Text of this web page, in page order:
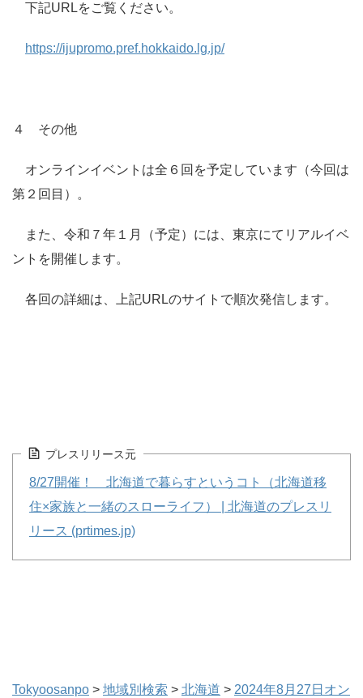
下記URLをご覧ください。
https://ijupromo.pref.hokkaido.lg.jp/
４ その他
オンラインイベントは全６回を予定しています（今回は
第２回目）。
また、令和７年１月（予定）には、東京にてリアルイベ
ントを開催します。
各回の詳細は、上記URLのサイトで順次発信します。
プレスリリース元
8/27開催！ 北海道で暮らすというコト（北海道移
住×家族と一緒のスローライフ） | 北海道のプレスリ
リース (prtimes.jp)
Tokyoosanpo > 地域別検索 > 北海道 > 2024年8月27日オン